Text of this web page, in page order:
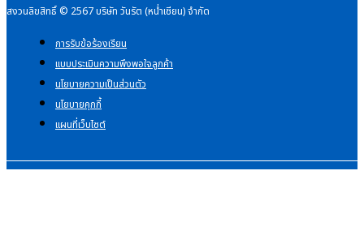
สงวนลิขสิทธิ์ © 2567 บริษัท วันรัต (หน่ำเซียน) จำกัด
การรับข้อร้องเรียน
แบบประเมินความพึงพอใจลูกค้า
นโยบายความเป็นส่วนตัว
นโยบายคุกกี้
แผนที่เว็บไซต์